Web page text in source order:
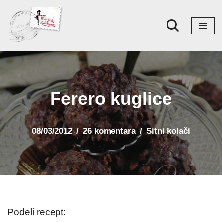
Skoči
na
sadržaj
Ferero kuglice
08/03/2012 26 komentara Sitni kolači
Podeli recept: